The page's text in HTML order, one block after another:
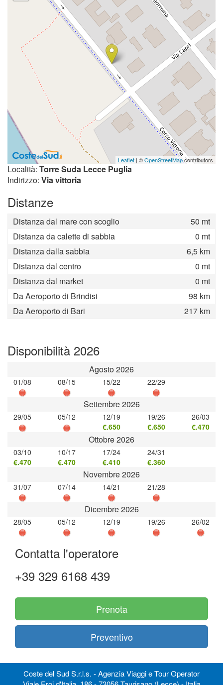
Leaflet | ©OpenStreetMapcontributors
Località: Torre Suda Lecce Puglia
Indirizzo: Via vittoria
Distanze
Distanza dal mare con scoglio
50 mt
Distanza da calette di sabbia
0 mt
Distanza dalla sabbia
6,5 km
Distanza dal centro
0 mt
Distanza dal market
0 mt
Da Aeroporto di Brindisi
98 km
Da Aeroporto di Bari
217 km
Disponibilità 2026
Agosto 2026
01/08 08/15 15/22 22/29
Settembre 2026
29/05 05/12
12/19
€.650
19/26
€.650
26/03
€.470
Ottobre 2026
03/10
€.470
10/17
€.470
17/24
€.410
24/31
€.360
Novembre 2026
31/07 07/14 14/21 21/28
Dicembre 2026
28/05 05/12 12/19 19/26 26/02
Contatta l'operatore
+39 329 6168 439
Prenota
Preventivo
Coste del Sud S.r.l.s. - Agenzia Viaggi e Tour Operator